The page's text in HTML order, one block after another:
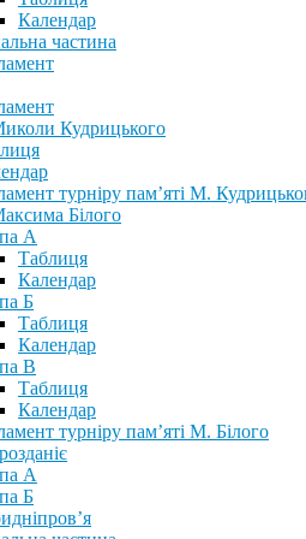
Календар
частина
Кудрицького
турніру пам’яті М.
Білого
А
Таблиця
Календар
Б
Таблиця
Календар
В
Таблиця
Календар
турніру пам’яті М. Білого
А
Б